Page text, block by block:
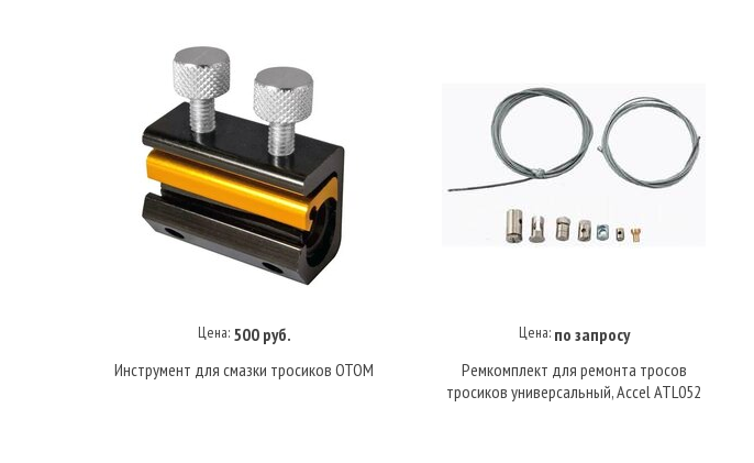
Купить под заказ
Цена: 500 руб.
Инструмент для смазки тросиков OTOM
Купить под заказ
Цена: по запросу
Ремкомплект для ремонта тросов
тросиков универсальный, Accel ATL052